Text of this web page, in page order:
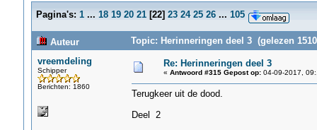
Pagina's: 1 ... 18 19 20 21[22] 23 24 25 26 ... 105
Auteur
Topic: Herinneringen deel 3 (gelezen
vreemdeling
Schipper
Berichten: 1860
Re: Herinneringen deel 3
« Antwoord #315 Gepost op:04-09-2017,
Terugkeer uit de dood.
Deel 2